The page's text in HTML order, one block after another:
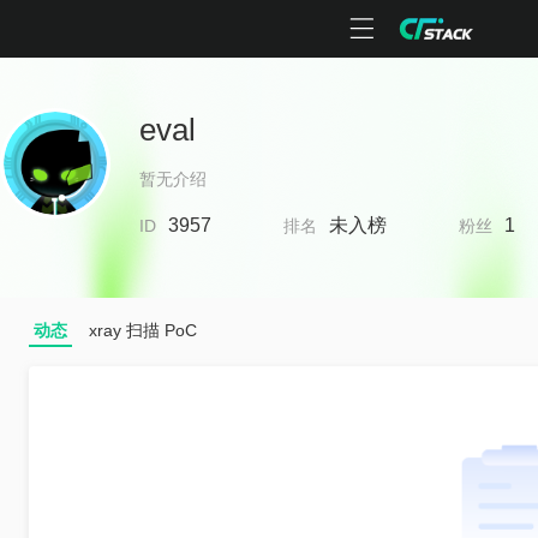
eval
暂无介绍
ID 3957 排名 未入榜 粉丝 1
动态 xray 扫描 PoC